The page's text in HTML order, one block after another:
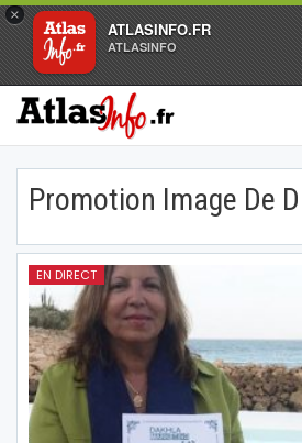
×
ATLASINFO.FR
ATLASINFO
Promotion Image De
EN DIRECT